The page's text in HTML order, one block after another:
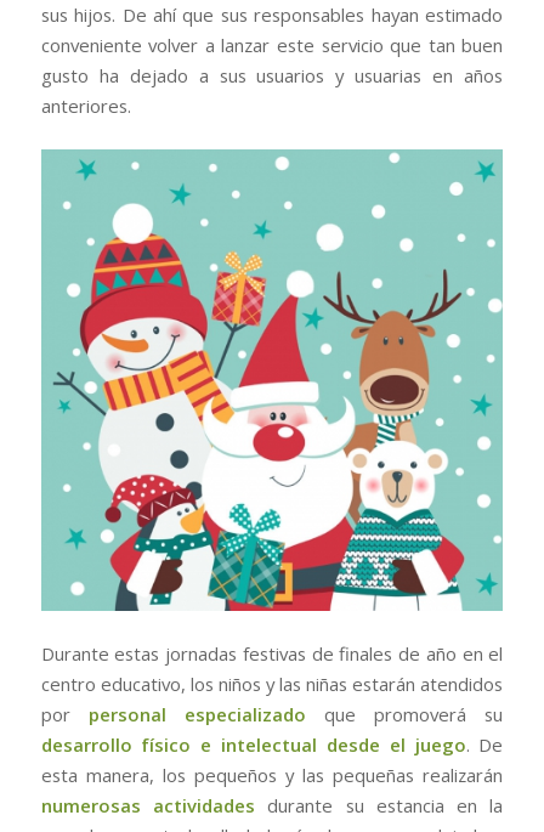
sus hijos. De ahí que sus responsables hayan estimado
conveniente volver a lanzar este servicio que tan buen
gusto ha dejado a sus usuarios y usuarias en años
anteriores.
Durante estas jornadas festivas de finales de año en el
centro educativo, los niños y las niñas estarán atendidos
porpersonal especializado que promoverá su
desarrollo físico e intelectual desde el juego. De
esta manera, los pequeños y las pequeñas realizarán
numerosas actividades durante su estancia en la